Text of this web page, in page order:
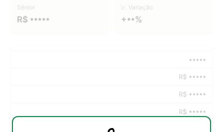
Sênior
R$ •••••
📈 Variação
+••%
•••••
R$ •••••
R$ •••••
R$ •••••